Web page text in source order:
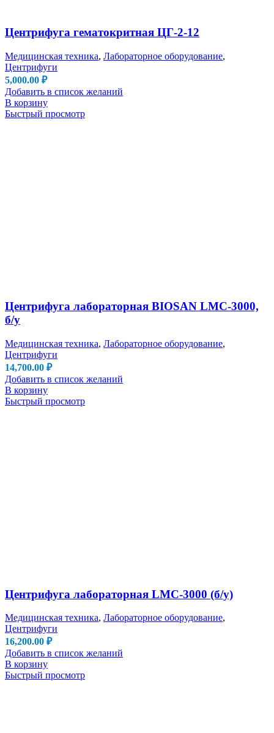
Центрифуга гематокритная ЦГ-2-12
Медицинская техника, Лабораторное оборудование,
Центрифуги
5,000.00 ₽
Добавить в список желаний
В корзину
Быстрый просмотр
Центрифуга лабораторная BIOSAN LMC-3000,
б/у
Медицинская техника, Лабораторное оборудование,
Центрифуги
14,700.00 ₽
Добавить в список желаний
В корзину
Быстрый просмотр
Центрифуга лабораторная LMC-3000 (б/у)
Медицинская техника, Лабораторное оборудование,
Центрифуги
16,200.00 ₽
Добавить в список желаний
В корзину
Быстрый просмотр